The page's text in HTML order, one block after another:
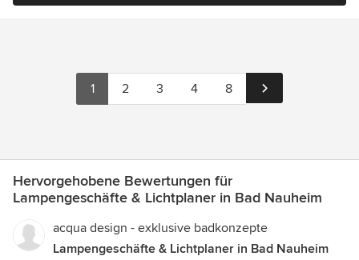
1 2 3 4 8
Hervorgehobene Bewertungen für
Lampengeschäfte & Lichtplaner in Bad Nauheim
acqua design - exklusive badkonzepte
Lampengeschäfte & Lichtplaner in Bad Nauheim